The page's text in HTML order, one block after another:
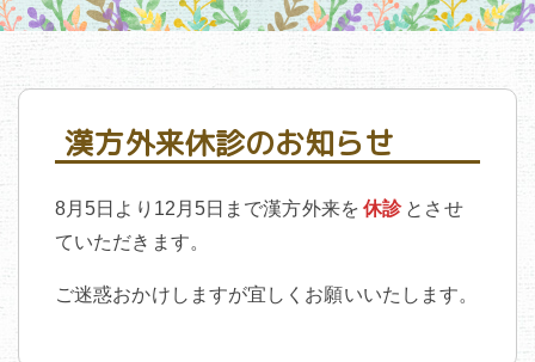
漢方外来休診のお知らせ
8月5日より12月5日まで漢方外来を 休診 とさせ
ていただきます。
ご迷惑おかけしますが宜しくお願いいたします。